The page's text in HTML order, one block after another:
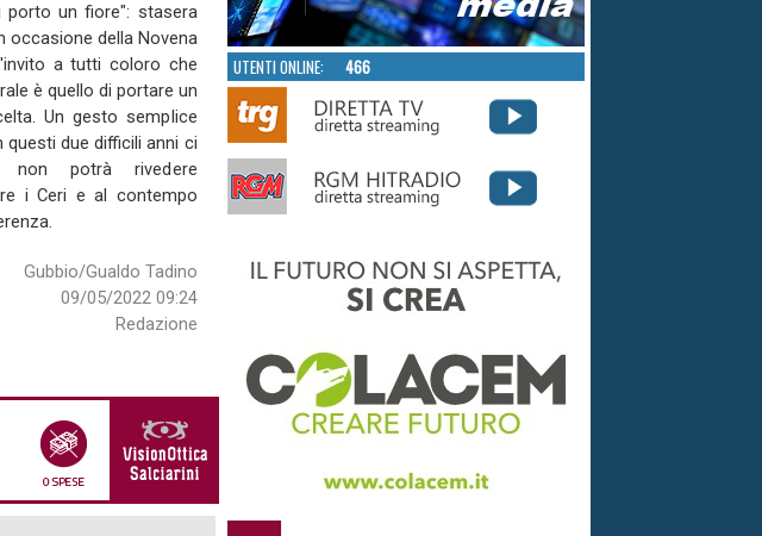
porto un fiore": stasera
occasione della Novena
a tutti coloro che
è quello di portare un
Un gesto semplice
questi due difficili anni ci
potrà rivedere
i Ceri e al contempo
Gubbio/Gualdo Tadino
09/05/2022 09:24
Redazione
UTENTI ONLINE: 466